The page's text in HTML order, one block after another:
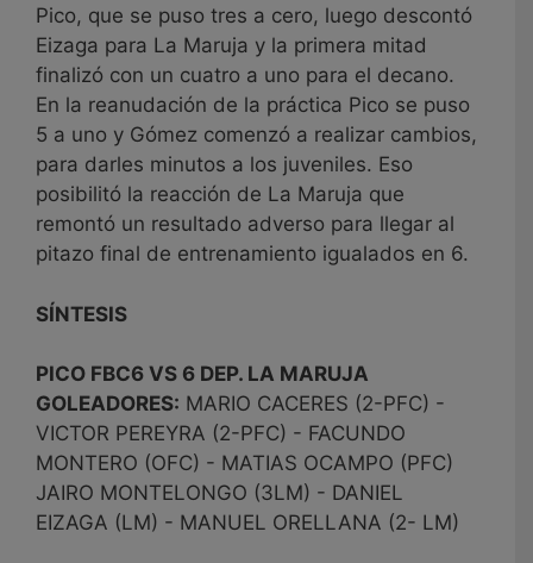
Pico, que se puso tres a cero, luego descontó
Eizaga para La Maruja y la primera mitad
finalizó con un cuatro a uno para el decano.
En la reanudación de la práctica Pico se puso
5 a uno y Gómez comenzó a realizar cambios,
para darles minutos a los juveniles. Eso
posibilitó la reacción de La Maruja que
remontó un resultado adverso para llegar al
pitazo final de entrenamiento igualados en 6.
SÍNTESIS
PICO FBC6 VS 6 DEP. LA MARUJA
GOLEADORES: MARIO CACERES (2-PFC) -
VICTOR PEREYRA (2-PFC) - FACUNDO
MONTERO (OFC) - MATIAS OCAMPO (PFC)
JAIRO MONTELONGO (3LM) - DANIEL
EIZAGA (LM) - MANUEL ORELLANA (2- LM)